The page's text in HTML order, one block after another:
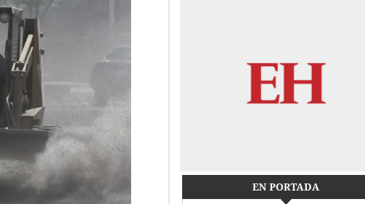
EN PORTADA